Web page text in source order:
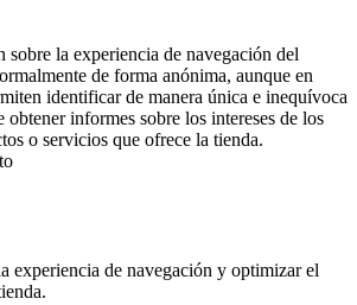
la experiencia de navegación del
de forma anónima, aunque en
identificar de manera única e inequívoca
informes sobre los intereses de los
o servicios que ofrece la tienda.
experiencia de navegación y optimizar el